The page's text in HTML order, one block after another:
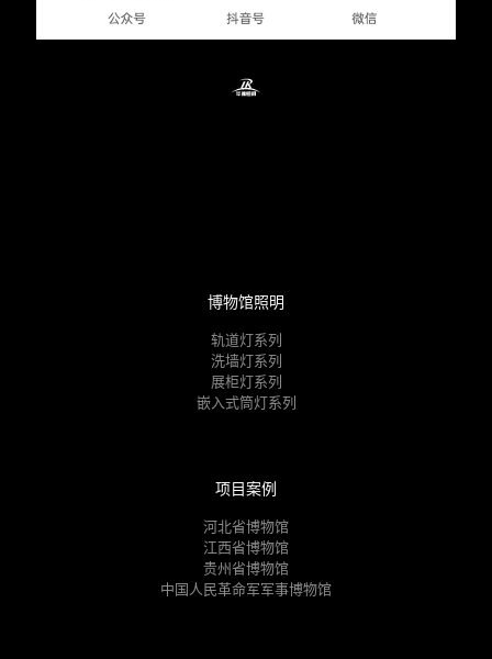
博物馆照明
轨道灯系列
洗墙灯系列
展柜灯系列
嵌入式筒灯系列
项目案例
河北省博物馆
江西省博物馆
贵州省博物馆
中国人民革命军军事博物馆